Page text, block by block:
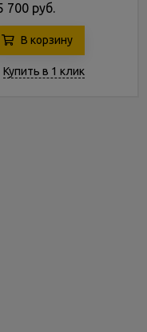
700 руб.
В корзину
Купить в 1 клик